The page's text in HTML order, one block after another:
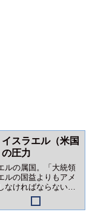
スラエル（米国
圧力
ルの属国。「大統領
ルの国益よりもアメ
なければならない」
録は、イスラエルロ
しています。